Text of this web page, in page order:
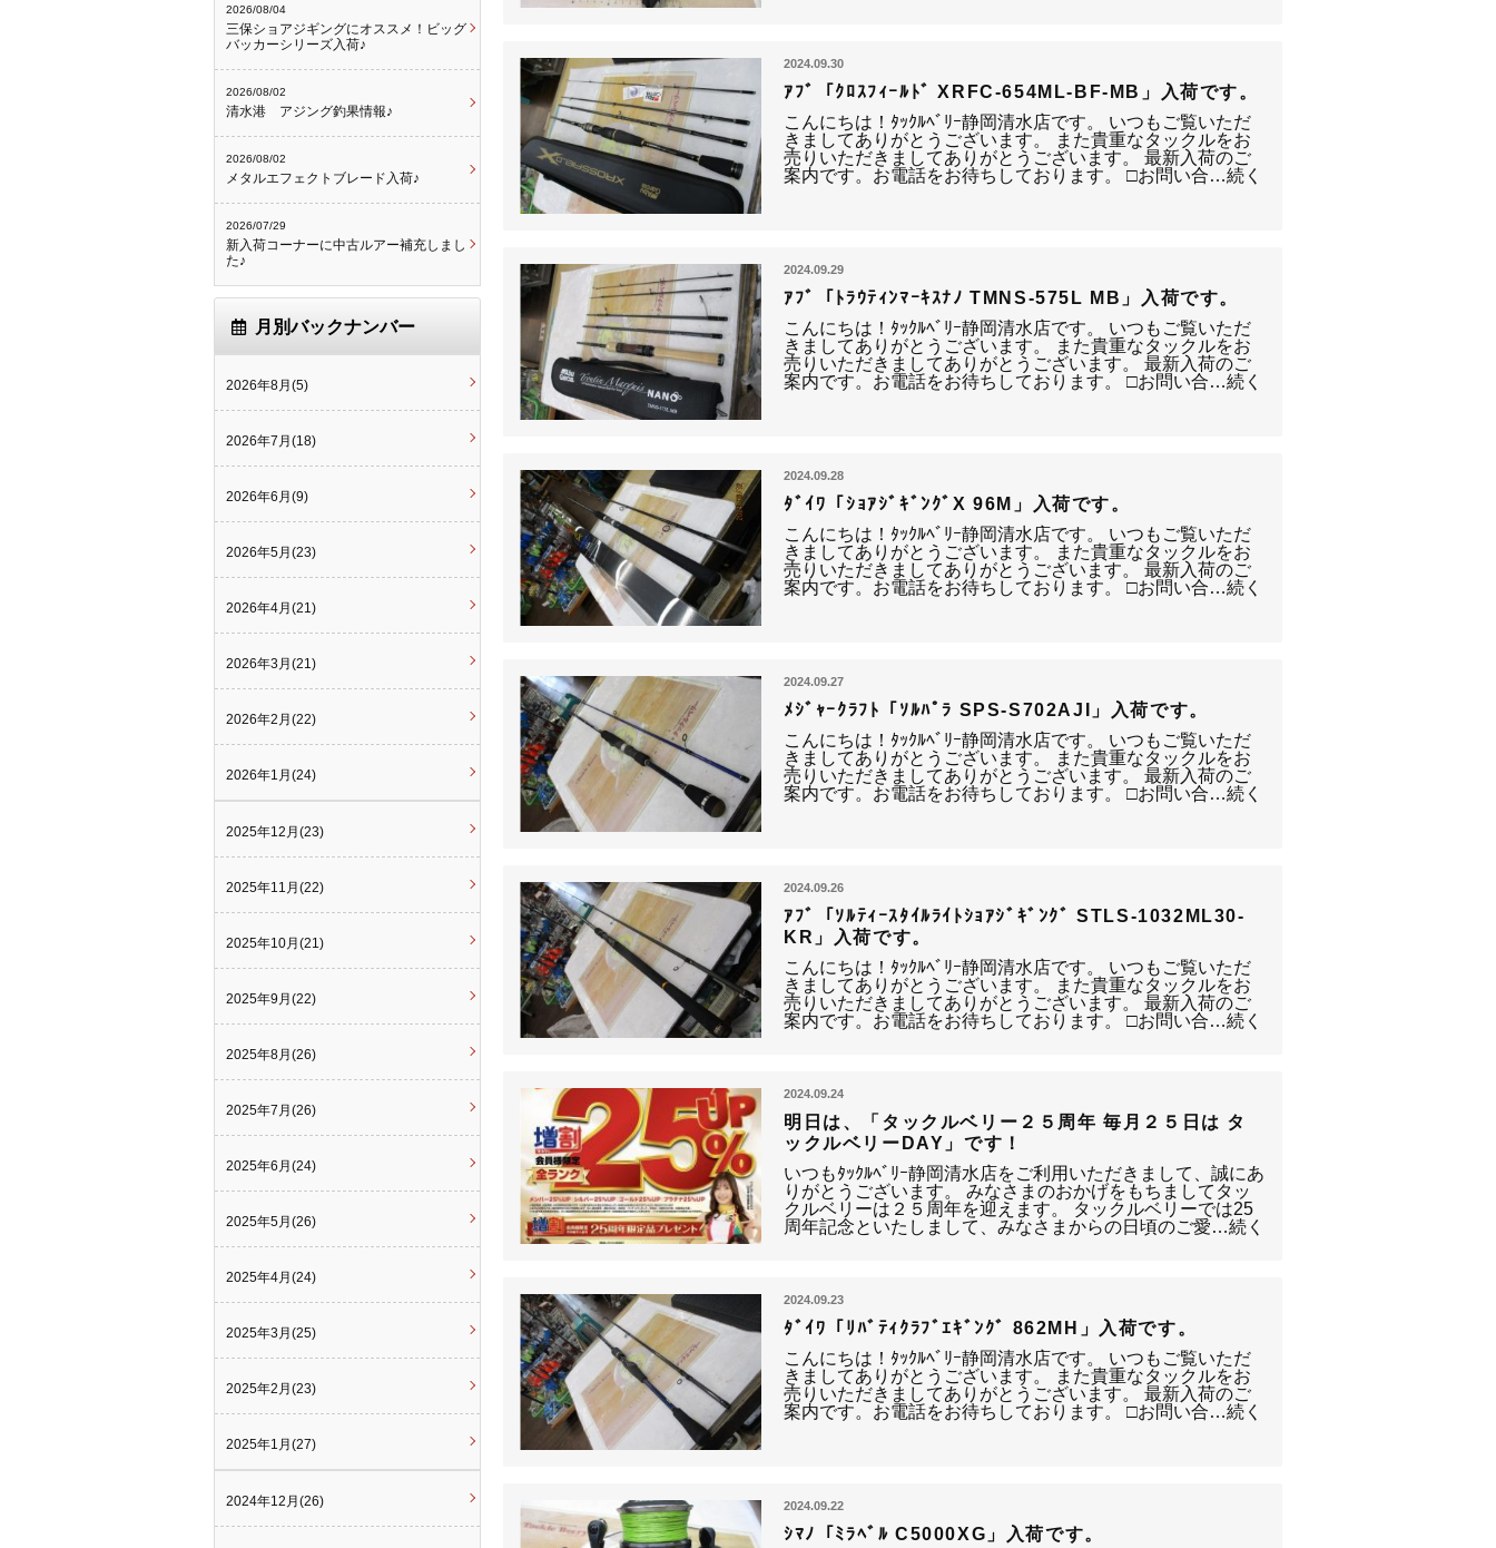
2024.09.30
ｱﾌﾞ「ｸﾛｽﾌｨｰﾙﾄﾞ XRFC-654ML-BF-MB」入荷です。
こんにちは！ﾀｯｸﾙﾍﾞﾘｰ静岡清水店です。 いつもご覧いただ
きましてありがとうございます。 また貴重なタックルをお
売りいただきましてありがとうございます。 最新入荷のご
案内です。お電話をお待ちしております。 □お問い合…続く
2024.09.29
ｱﾌﾞ「ﾄﾗｳﾃｨﾝﾏｰｷｽﾅﾉ TMNS-575L MB」入荷です。
こんにちは！ﾀｯｸﾙﾍﾞﾘｰ静岡清水店です。 いつもご覧いただ
きましてありがとうございます。 また貴重なタックルをお
売りいただきましてありがとうございます。 最新入荷のご
案内です。お電話をお待ちしております。 □お問い合…続く
2024.09.28
ﾀﾞｲﾜ「ｼｮｱｼﾞｷﾞﾝｸﾞX 96M」入荷です。
こんにちは！ﾀｯｸﾙﾍﾞﾘｰ静岡清水店です。 いつもご覧いただ
きましてありがとうございます。 また貴重なタックルをお
売りいただきましてありがとうございます。 最新入荷のご
案内です。お電話をお待ちしております。 □お問い合…続く
2024.09.27
ﾒｼﾞｬｰｸﾗﾌﾄ「ｿﾙﾊﾟﾗ SPS-S702AJI」入荷です。
こんにちは！ﾀｯｸﾙﾍﾞﾘｰ静岡清水店です。 いつもご覧いただ
きましてありがとうございます。 また貴重なタックルをお
売りいただきましてありがとうございます。 最新入荷のご
案内です。お電話をお待ちしております。 □お問い合…続く
2024.09.26
ｱﾌﾞ「ｿﾙﾃｨｰｽﾀｲﾙﾗｲﾄｼｮｱｼﾞｷﾞﾝｸﾞ STLS-1032ML30-
KR」入荷です。
こんにちは！ﾀｯｸﾙﾍﾞﾘｰ静岡清水店です。 いつもご覧いただ
きましてありがとうございます。 また貴重なタックルをお
売りいただきましてありがとうございます。 最新入荷のご
案内です。お電話をお待ちしております。 □お問い合…続く
2024.09.24
明日は、「タックルベリー２５周年 毎月２５日は タ
ックルベリーDAY」です！
いつもﾀｯｸﾙﾍﾞﾘｰ静岡清水店をご利用いただきまして、誠にあ
りがとうございます。 みなさまのおかげをもちましてタッ
クルベリーは２５周年を迎えます。 タックルベリーでは25
周年記念といたしまして、みなさまからの日頃のご愛…続く
2024.09.23
ﾀﾞｲﾜ「ﾘﾊﾞﾃｨｸﾗﾌﾞｴｷﾞﾝｸﾞ 862MH」入荷です。
こんにちは！ﾀｯｸﾙﾍﾞﾘｰ静岡清水店です。 いつもご覧いただ
きましてありがとうございます。 また貴重なタックルをお
売りいただきましてありがとうございます。 最新入荷のご
案内です。お電話をお待ちしております。 □お問い合…続く
2024.09.22
ｼﾏﾉ「ﾐﾗﾍﾞﾙ C5000XG」入荷です。
2026/08/04
三保ショアジギングにオススメ！ビッグ
バッカーシリーズ入荷♪
2026/08/02
清水港 アジング釣果情報♪
2026/08/02
メタルエフェクトブレード入荷♪
2026/07/29
新入荷コーナーに中古ルアー補充しまし
た♪
月別バックナンバー
2026年8月(5)
2026年7月(18)
2026年6月(9)
2026年5月(23)
2026年4月(21)
2026年3月(21)
2026年2月(22)
2026年1月(24)
2025年12月(23)
2025年11月(22)
2025年10月(21)
2025年9月(22)
2025年8月(26)
2025年7月(26)
2025年6月(24)
2025年5月(26)
2025年4月(24)
2025年3月(25)
2025年2月(23)
2025年1月(27)
2024年12月(26)